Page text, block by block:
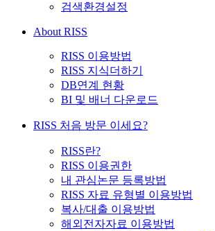
검색환경설정
About RISS
RISS 이용방법
RISS 지식더하기
DB연계 현황
BI 및 배너 다운로드
RISS 처음 방문 이세요?
RISS란?
RISS 이용권한
내 관심논문 등록방법
RISS 자료 유형별 이용방법
복사/대출 이용방법
해외전자자료 이용방법